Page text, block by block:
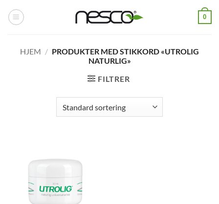
0
HJEM / PRODUKTER MED STIKKORD «UTROLIG
NATURLIG»
FILTRER